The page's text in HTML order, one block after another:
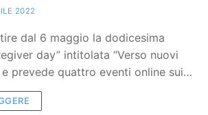
2022
dal 6 maggio la dodicesima
day” intitolata “Verso nuovi
e prevede quattro eventi online sui…